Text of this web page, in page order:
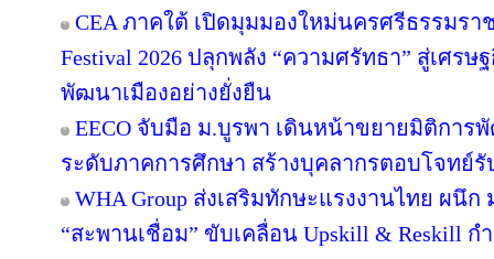
CEA ภาคใต้ เปิดมุมมองใหม่นครศรีธรรมรา
Festival 2026 ปลุกพลัง “ความศรัทธา” สู่เศร
พัฒนาเมืองอย่างยั่งยืน
EECO จับมือ ม.บูรพา เดินหน้าขยายมิติกา
ระดับภาคการศึกษา สร้างบุคลากรตอบโจทย์
WHA Group ส่งเสริมทักษะแรงงานไทย ผนึก
“สะพานเชื่อม” ขับเคลื่อน Upskill & Reskill